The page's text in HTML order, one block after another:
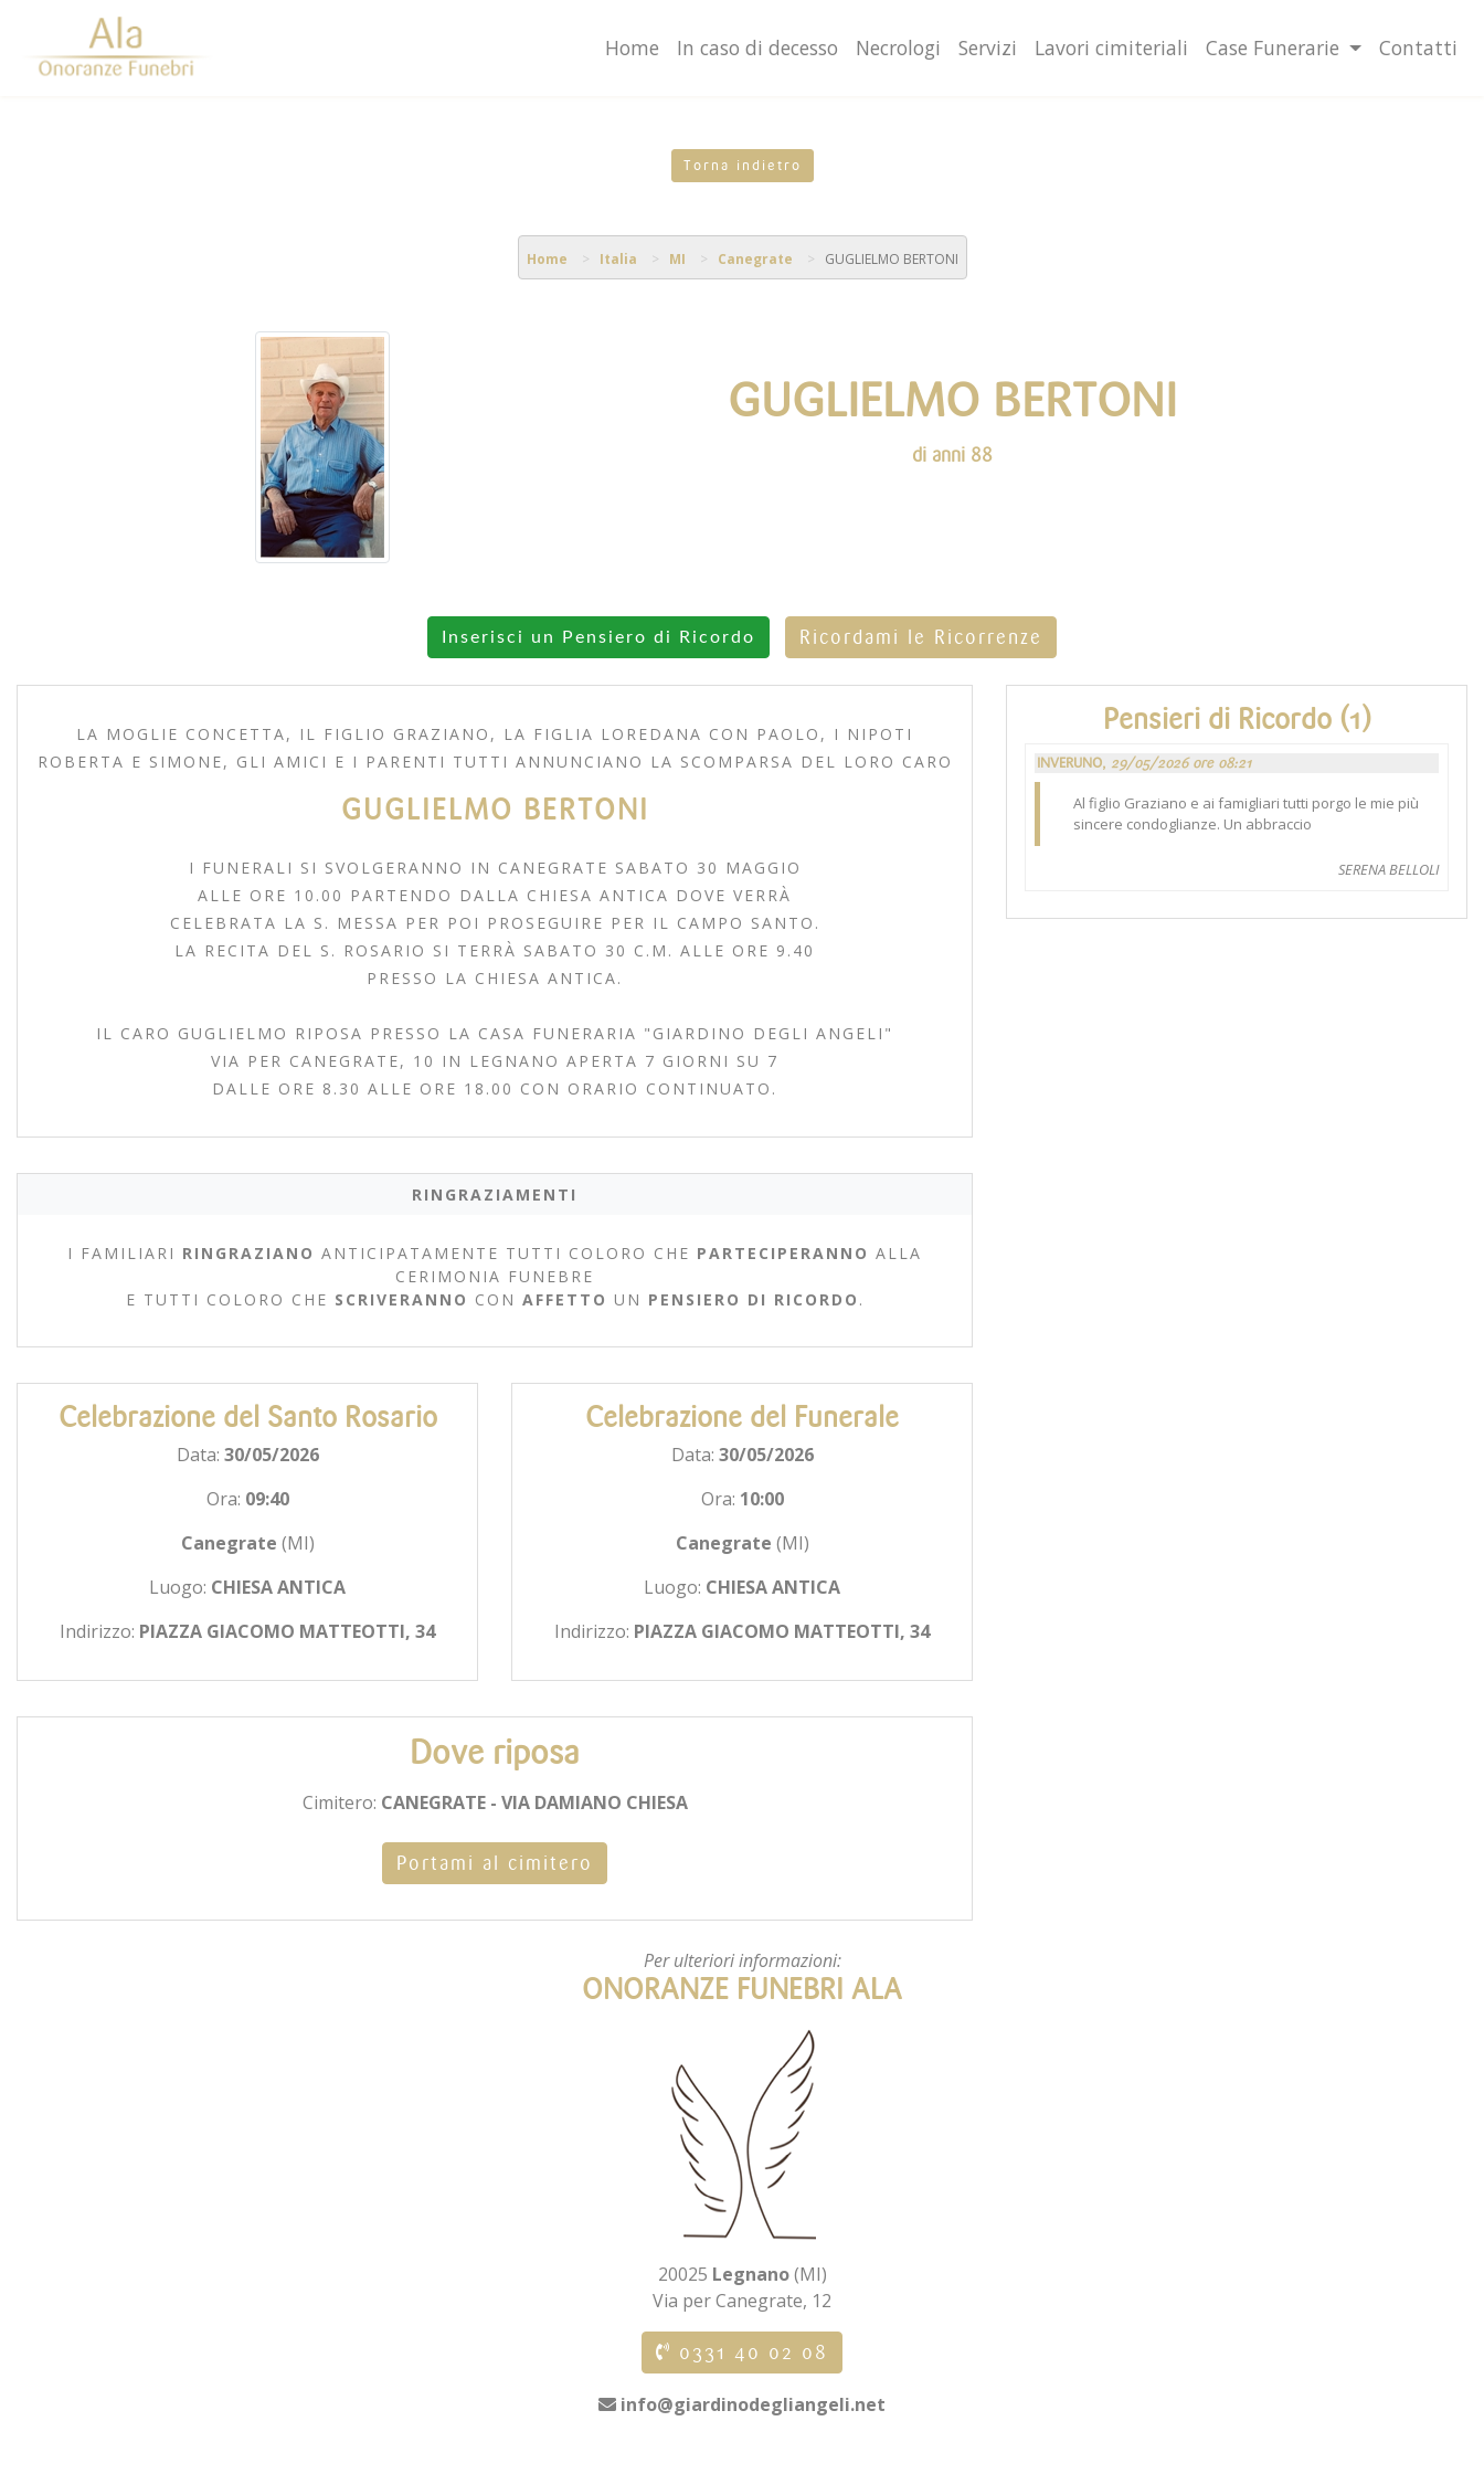
Home In caso di decesso Necrologi Servizi Lavori cimiteriali Case Funerarie Contatti
Torna indietro
Home Italia MI Canegrate GUGLIELMO BERTONI
GUGLIELMO BERTONI
di anni 88
Inserisci un Pensiero di Ricordo Ricordami le Ricorrenze
LA MOGLIE CONCETTA, IL FIGLIO GRAZIANO, LA FIGLIA LOREDANA CON PAOLO, I NIPOTI
ROBERTA E SIMONE, GLI AMICI E I PARENTI TUTTI ANNUNCIANO LA SCOMPARSA DEL LORO CARO
GUGLIELMO BERTONI
I FUNERALI SI SVOLGERANNO IN CANEGRATE SABATO 30 MAGGIO
ALLE ORE 10.00 PARTENDO DALLA CHIESA ANTICA DOVE VERRÀ
CELEBRATA LA S. MESSA PER POI PROSEGUIRE PER IL CAMPO SANTO.
LA RECITA DEL S. ROSARIO SI TERRÀ SABATO 30 C.M. ALLE ORE 9.40
PRESSO LA CHIESA ANTICA.
IL CARO GUGLIELMO RIPOSA PRESSO LA CASA FUNERARIA "GIARDINO DEGLI ANGELI"
VIA PER CANEGRATE, 10 IN LEGNANO APERTA 7 GIORNI SU 7
DALLE ORE 8.30 ALLE ORE 18.00 CON ORARIO CONTINUATO.
RINGRAZIAMENTI
I FAMILIARI RINGRAZIANO ANTICIPATAMENTE TUTTI COLORO CHE PARTECIPERANNO ALLA
CERIMONIA FUNEBRE
E TUTTI COLORO CHE SCRIVERANNO CON AFFETTO UN PENSIERO DI RICORDO .
Celebrazione del Santo Rosario
Data: 30/05/2026
Ora: 09:40
Canegrate (MI)
Luogo: CHIESA ANTICA
Indirizzo: PIAZZA GIACOMO MATTEOTTI, 34
Celebrazione del Funerale
Data: 30/05/2026
Ora: 10:00
Canegrate (MI)
Luogo: CHIESA ANTICA
Indirizzo: PIAZZA GIACOMO MATTEOTTI, 34
Dove riposa
Cimitero: CANEGRATE - VIA DAMIANO CHIESA
Portami al cimitero
Pensieri di Ricordo (1)
INVERUNO, 29/05/2026 ore 08:21
Al figlio Graziano e ai famigliari tutti porgo le mie più
sincere condoglianze. Un abbraccio
SERENA BELLOLI
Per ulteriori informazioni:
ONORANZE FUNEBRI ALA
20025 Legnano(MI)
Via per Canegrate, 12
0331 40 02 08
info@giardinodegliangeli.net
Questo sito o gli strumenti terzi da questo utilizzati si avvalgono di cookie necessari al funzionamento ed utili alle finalità illustrate nella cookie policy. Chiudendo questo banner,
scorrendo questa pagina, cliccando su un link o proseguendo la navigazione in altra maniera, acconsenti all’uso dei cookie. Ulteriori informazioni OK